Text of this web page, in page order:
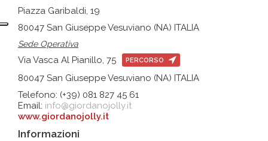
Piazza Garibaldi, 19
80047 San Giuseppe Vesuviano (NA) ITALIA
Sede Operativa
Via Vasca Al Pianillo, 75 PERCORSO
80047 San Giuseppe Vesuviano (NA) ITALIA
Telefono: (+39) 081 827 45 61
Email: info@giordanojolly.it
www.giordanojolly.it
Informazioni